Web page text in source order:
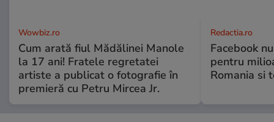
Wowbiz.ro
Cum arată fiul Mădălinei Manole
la 17 ani! Fratele regretatei
artiste a publicat o fotografie în
premieră cu Petru Mircea Jr.
Redactia.ro
Facebook
pentru
Romania si